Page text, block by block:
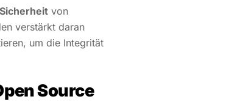
Sicherheitvon
verstärkt daran
um die Integrität
Source